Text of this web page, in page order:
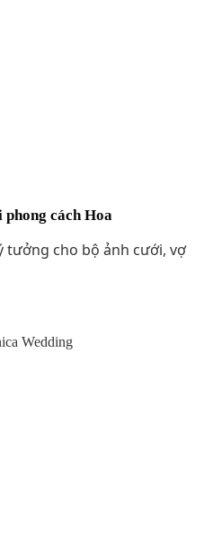
cách Hoa
tưởng cho bộ ảnh cưới, vợ